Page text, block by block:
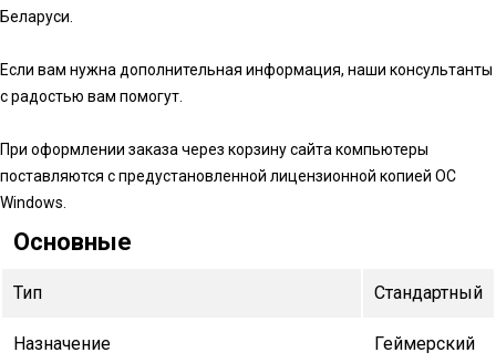
Беларуси.
Если вам нужна дополнительная информация, наши консультанты
с радостью вам помогут.
При оформлении заказа через корзину сайта компьютеры
поставляются с предустановленной лицензионной копией ОС
Windows.
Основные
Тип Стандартный
Назначение Геймерский